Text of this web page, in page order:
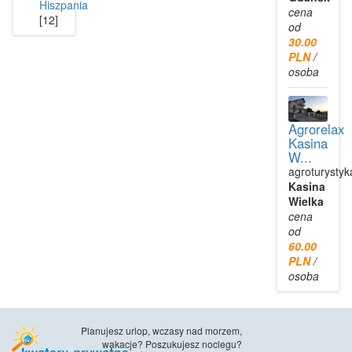
Hiszpania
[12]
cena
od
30.00
PLN/
osoba
Agrorelax
Kasina
W...
Kasina
Wielka
cena
od
60.00
PLN/
osoba
Planujesz urlop, wczasy nad morzem,
wakacje? Poszukujesz noclegu?